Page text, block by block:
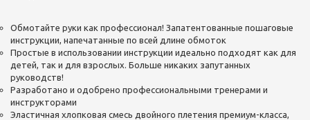
Обмотайте руки как профессионал! Запатентованные пошаговые
инструкции, напечатанные по всей длине обмоток
Простые в использовании инструкции идеально подходят как для
детей, так и для взрослых. Больше никаких запутанных
руководств!
Разработано и одобрено профессиональными тренерами и
инструкторами
Эластичная хлопковая смесь двойного плетения премиум-класса,